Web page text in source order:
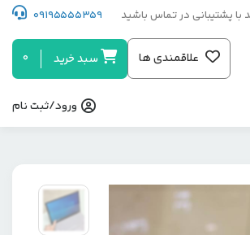
با پشتیبانی در تماس باشید 09195555359
علاقمندی ها سبد خرید 0
ورود/ثبت نام